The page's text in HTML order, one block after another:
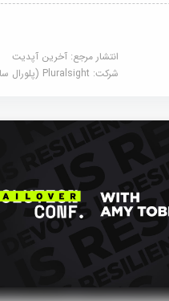
انتشار مرجع:آخرین آپدیت
شرکت:Pluralsight (پلورال سایت)